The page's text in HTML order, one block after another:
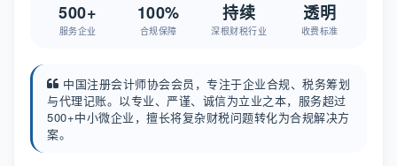
500+
服务企业
100%
合规保障
持续
深根财税行业
透明
收费标准
中国注册会计师协会会员，专注于企业合规、税务筹划
与代理记账。以专业、严谨、诚信为立业之本，服务超过
500+中小微企业，擅长将复杂财税问题转化为合规解决方
案。